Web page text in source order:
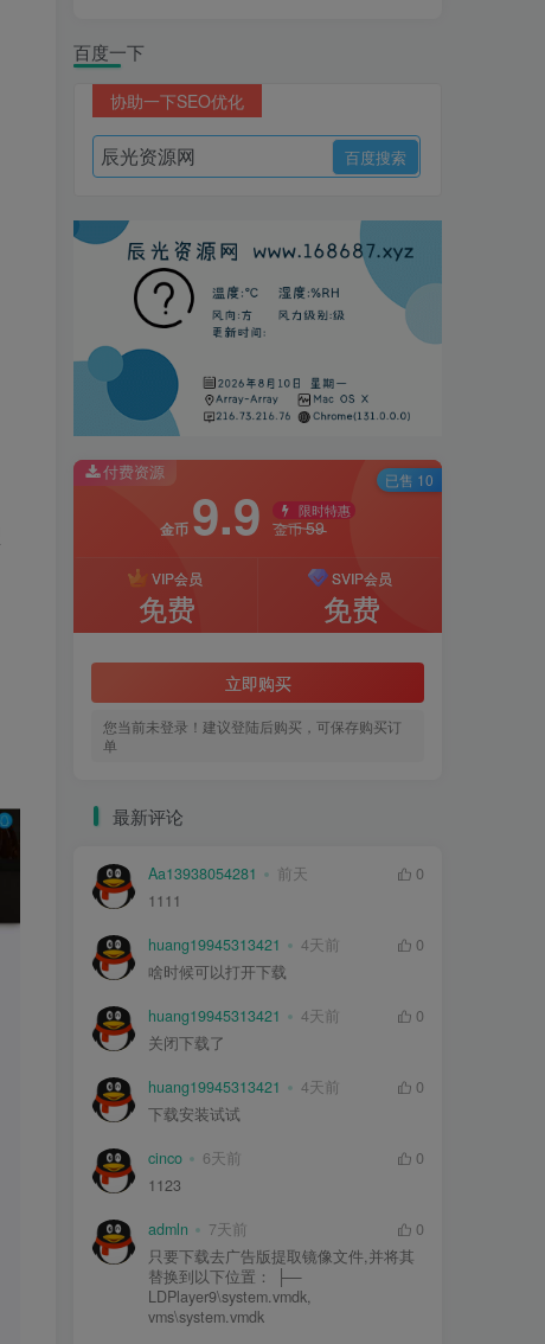
百度一下
协助一下SEO优化
付费资源
金币 9.9 限时特惠
金币59
VIP会员
免费
SVIP会员
免费
立即购买
您当前未登录！建议登陆后购买，可保存购买订
单
已售 10
最新评论
Aa13938054281 前天
0
1111
huang19945313421 4天前
0
啥时候可以打开下载
huang19945313421 4天前
0
关闭下载了
huang19945313421 4天前
0
下载安装试试
cinco 6天前
0
1123
admln 7天前
0
只要下载去广告版提取镜像文件,并将其
替换到以下位置： ├—
LDPlayer9\system.vmdk,
vms\system.vmdk